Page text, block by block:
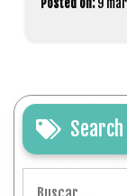
Latest
La Embajada
"Día del
la exposición